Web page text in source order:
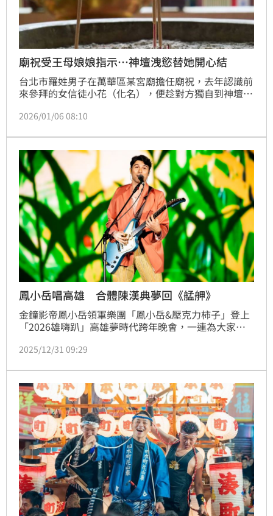
廟祝受王母娘娘指示…神壇洩慾替她開心結
台北市羅姓男子在萬華區某宮廟擔任廟祝，去年認識前
來參拜的女信徒小花（化名），便趁對方獨自到神壇前
儀」、「打開心中的結」把手伸進衣服內揉胸猥褻得
神明施法名義犯性侵害案，嚴重破壞宗教信仰應具有穩
定人心作用的功能，手段惡劣，審理後，依強制猥褻
罪，處10個月有期徒刑。
2026/01/06 08:10
鳳小岳唱高雄 合體陳漢典夢回《艋舺》
金鐘影帝鳳小岳領軍樂團「鳳小岳&壓克力柿子」登上
「2026雄嗨趴」高雄夢時代跨年晚會，一連為大家帶
Believe〉、〈風車〉3首歌曲，全程邊彈電吉他邊唱，
好欸」、「唱台語很意外」。
2025/12/31 09:29